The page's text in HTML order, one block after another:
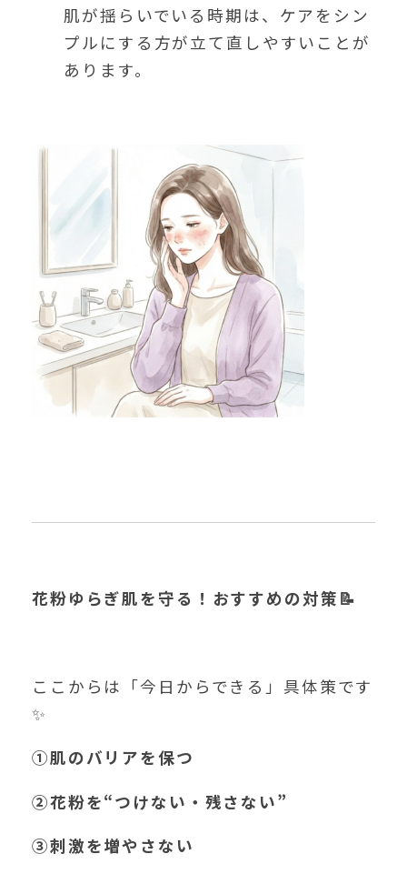
肌が揺らいでいる時期は、ケアをシン
プルにする方が立て直しやすいことが
あります。
花粉ゆらぎ肌を守る！おすすめの対策📝
ここからは「今日からできる」具体策です
✨
①肌のバリアを保つ
②花粉を“つけない・残さない”
③刺激を増やさない